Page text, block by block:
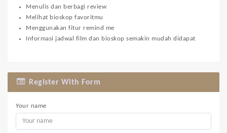
Menulis dan berbagi review
Melihat bioskop favoritmu
Menggunakan fitur remind me
Informasi jadwal film dan bioskop semakin mudah didapat
Register With Form
Your name